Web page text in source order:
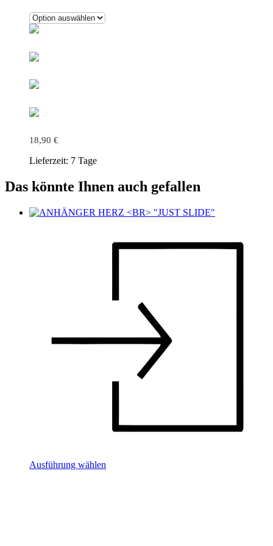
18,90 €
Lieferzeit: 7 Tage
Das könnte Ihnen auch gefallen
Ausführung wählen